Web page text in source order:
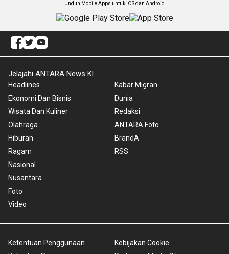
Unduh Mobile Apps untuk iOS dan Android
Jelajahi ANTARA News Kl
Headlines
Ekonomi Dan Bisnis
Wisata Dan Kuliner
Olahraga
Hiburan
Ragam
Nasional
Nusantara
Foto
Video
Kabar Migran
Dunia
Redaksi
ANTARA Foto
BrandA
RSS
Ketentuan Penggunaan
Kebijakan Cookie